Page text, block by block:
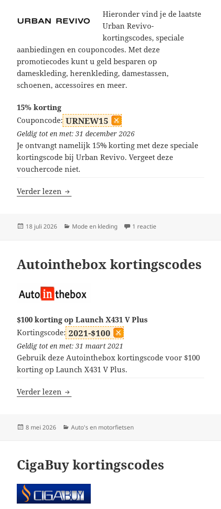
Hieronder vind je de laatste
Urban Revivo-
kortingscodes, speciale
aanbiedingen en couponcodes. Met deze
promotiecodes kunt u geld besparen op
dameskleding, herenkleding, damestassen,
schoenen, accessoires en meer.
15% korting
Couponcode: URNEW15
Geldig tot en met: 31 december 2026
Je ontvangt namelijk 15% korting met deze speciale
kortingscode bij Urban Revivo. Vergeet deze
vouchercode niet.
Verder lezen Urban Revivo kortingscodes
Geplaatst
18 juli 2026 Categorieën
Mode en kleding 1 reactie
Autointhebox kortingscodes
$100 korting op Launch X431 V Plus
Kortingscode: 2021-$100
Geldig tot en met: 31 maart 2021
Gebruik deze Autointhebox kortingscode voor $100
korting op Launch X431 V Plus.
Verder lezen Autointhebox kortingscodes
Geplaatst
8 mei 2026 Categorieën
Auto's en motorfietsen
CigaBuy kortingscodes